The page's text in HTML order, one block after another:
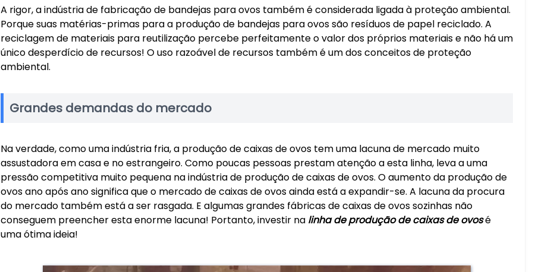
A rigor, a indústria de fabricação de bandejas para ovos também é considerada ligada à proteção ambiental.
Porque suas matérias-primas para a produção de bandejas para ovos são resíduos de papel reciclado. A
reciclagem de materiais para reutilização percebe perfeitamente o valor dos próprios materiais e não há um
único desperdício de recursos! O uso razoável de recursos também é um dos conceitos de proteção
ambiental.
Grandes demandas do mercado
Na verdade, como uma indústria fria, a produção de caixas de ovos tem uma lacuna de mercado muito
assustadora em casa e no estrangeiro. Como poucas pessoas prestam atenção a esta linha, leva a uma
pressão competitiva muito pequena na indústria de produção de caixas de ovos. O aumento da produção de
ovos ano após ano significa que o mercado de caixas de ovos ainda está a expandir-se. A lacuna da procura
do mercado também está a ser rasgada. E algumas grandes fábricas de caixas de ovos sozinhas não
conseguem preencher esta enorme lacuna! Portanto, investir na linha de produção de caixas de ovosé
uma ótima ideia!